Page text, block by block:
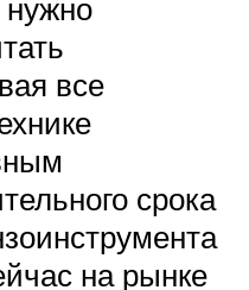
нужно
все
срока
на рынке